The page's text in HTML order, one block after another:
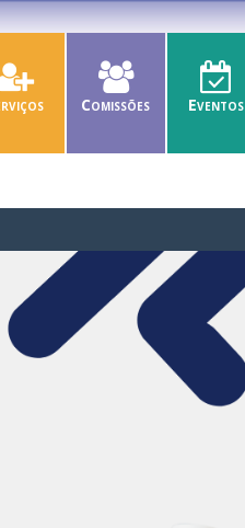
Comissões Eventos